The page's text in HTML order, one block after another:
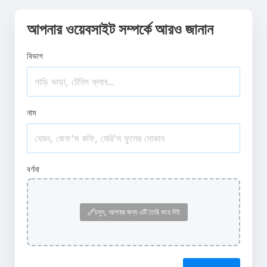
আপনার ওয়েবসাইট সম্পর্কে আরও জানান
বিভাগ
নাম
বর্ণনা
চলুন, আপনার জন্য এটি তৈরি করে দিই